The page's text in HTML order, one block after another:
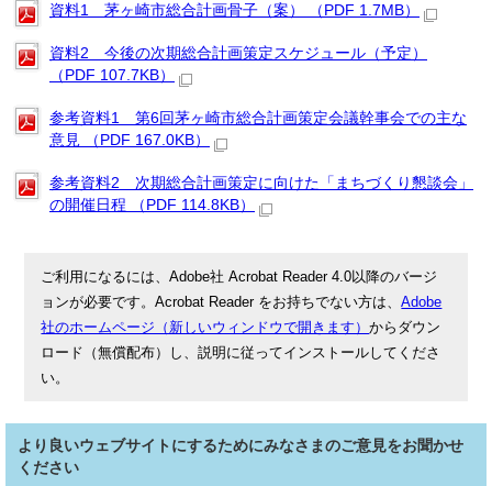
資料1 茅ヶ崎市総合計画骨子（案） （PDF 1.7MB）
資料2 今後の次期総合計画策定スケジュール（予定）
（PDF 107.7KB）
参考資料1 第6回茅ヶ崎市総合計画策定会議幹事会での主な
意見 （PDF 167.0KB）
参考資料2 次期総合計画策定に向けた「まちづくり懇談会」
の開催日程 （PDF 114.8KB）
ご利用になるには、Adobe社 Acrobat Reader 4.0以降のバージ
ョンが必要です。Acrobat Reader をお持ちでない方は、Adobe
社のホームページ（新しいウィンドウで開きます）からダウン
ロード（無償配布）し、説明に従ってインストールしてくださ
い。
より良いウェブサイトにするためにみなさまのご意見をお聞かせ
ください